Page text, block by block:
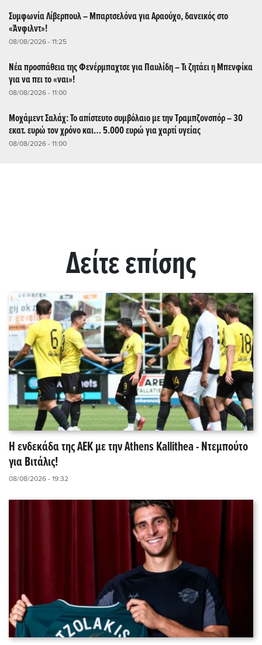
Συμφωνία Λίβερπουλ – Μπαρτσελόνα για Αραούχο, δανεικός στο
«Άνφιλντ»!
08/08/2026 - 11:25
Νέα προσπάθεια της Φενέρμπαχτσε για Παυλίδη – Τι ζητάει η Μπενφίκα
για να πει το «ναι»!
08/08/2026 - 11:00
Μοχάμεντ Σαλάχ: Το απίστευτο συμβόλαιο με την Τραμπζονσπόρ – 30
εκατ. ευρώ τον χρόνο και… 5.000 ευρώ για χαρτί υγείας
08/08/2026 - 11:00
Δείτε επίσης
Η ενδεκάδα της ΑΕΚ με την Athens Kallithea - Ντεμπούτο
για Βιτάλις!
08/08/2026 - 19:32